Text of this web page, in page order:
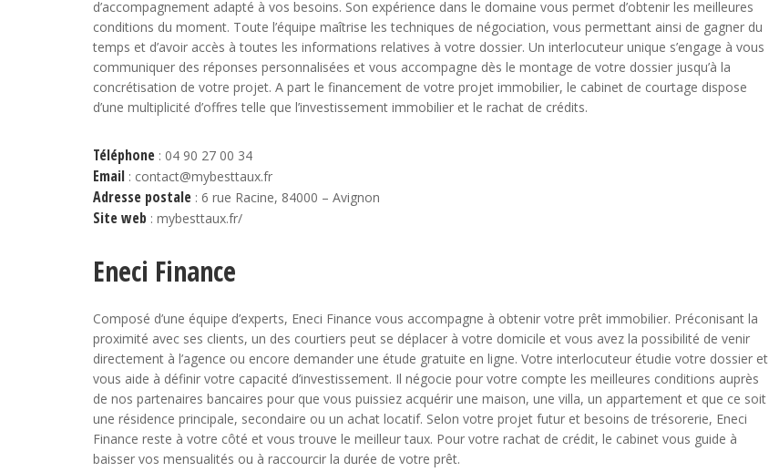
d’accompagnement adapté à vos besoins. Son expérience dans le domaine vous permet d’obtenir les meilleures
conditions du moment. Toute l’équipe maîtrise les techniques de négociation, vous permettant ainsi de gagner du
temps et d’avoir accès à toutes les informations relatives à votre dossier. Un interlocuteur unique s’engage à vous
communiquer des réponses personnalisées et vous accompagne dès le montage de votre dossier jusqu’à la
concrétisation de votre projet. A part le financement de votre projet immobilier, le cabinet de courtage dispose
d’une multiplicité d’offres telle que l’investissement immobilier et le rachat de crédits.
Téléphone : 04 90 27 00 34
Email : contact@mybesttaux.fr
Adresse postale : 6 rue Racine, 84000 – Avignon
Site web : mybesttaux.fr/
Eneci Finance
Composé d’une équipe d’experts, Eneci Finance vous accompagne à obtenir votre prêt immobilier. Préconisant la
proximité avec ses clients, un des courtiers peut se déplacer à votre domicile et vous avez la possibilité de venir
directement à l’agence ou encore demander une étude gratuite en ligne. Votre interlocuteur étudie votre dossier et
vous aide à définir votre capacité d’investissement. Il négocie pour votre compte les meilleures conditions auprès
de nos partenaires bancaires pour que vous puissiez acquérir une maison, une villa, un appartement et que ce soit
une résidence principale, secondaire ou un achat locatif. Selon votre projet futur et besoins de trésorerie, Eneci
Finance reste à votre côté et vous trouve le meilleur taux. Pour votre rachat de crédit, le cabinet vous guide à
baisser vos mensualités ou à raccourcir la durée de votre prêt.